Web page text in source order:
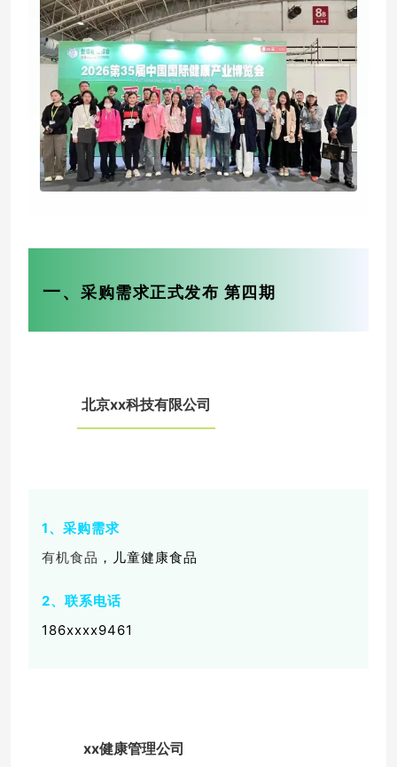
一、采购需求正式发布 第四期
北京xx科技有限公司
1、采购需求
有机食品 ，儿童健康食品
2、联系电话
186xxxx9461
xx健康管理公司